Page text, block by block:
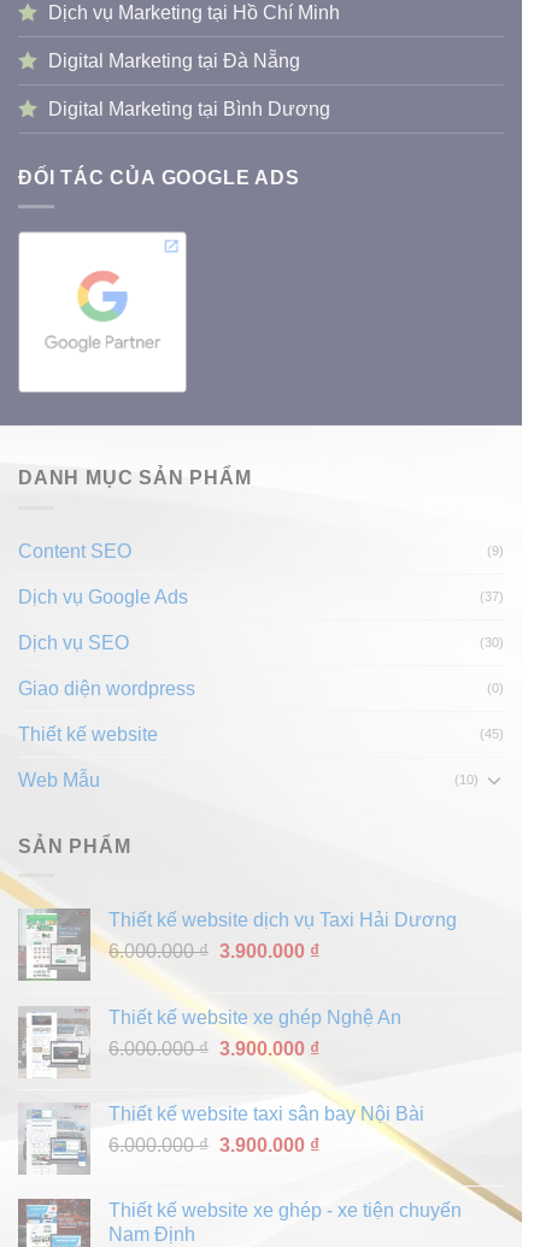
Dịch vụ Marketing tại Hồ Chí Minh
Digital Marketing tại Đà Nẵng
Digital Marketing tại Bình Dương
ĐỐI TÁC CỦA GOOGLE ADS
DANH MỤC SẢN PHẨM
Content SEO (9)
Dịch vụ Google Ads (37)
Dịch vụ SEO (30)
Giao diện wordpress (0)
Thiết kế website (45)
Web Mẫu (10)
SẢN PHẨM
Thiết kế website dịch vụ Taxi Hải Dương
6.000.000₫ Giá
6.000.000 ₫.
3.900.000 ₫Giá
là:
3.900.000 ₫.
Thiết kế website xe ghép Nghệ An
6.000.000₫ Giá
6.000.000 ₫.
3.900.000 ₫Giá
tại
là:
3.900.000 ₫.
Thiết kế website taxi sân bay Nội Bài
6.000.000₫ Giá
6.000.000 ₫.
3.900.000 ₫Giá
là:
Thiết kế website xe ghép - xe tiện chuyến
Nam Định